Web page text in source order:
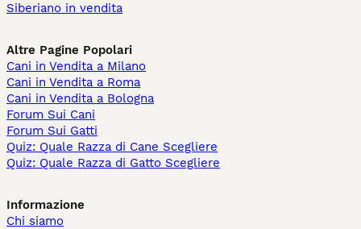
Siberiano in vendita
Altre Pagine Popolari
Cani in Vendita a Milano
Cani in Vendita a Roma
Cani in Vendita a Bologna
Forum Sui Cani
Forum Sui Gatti
Quiz: Quale Razza di Cane Scegliere
Quiz: Quale Razza di Gatto Scegliere
Informazione
Chi siamo